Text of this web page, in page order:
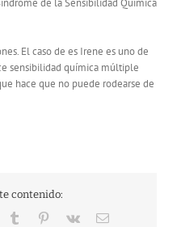
El caso de es Irene es uno de
sensibilidad química múltiple
hace que no puede rodearse de
contenido:
Tumblr Pinterest
Vk
Correo